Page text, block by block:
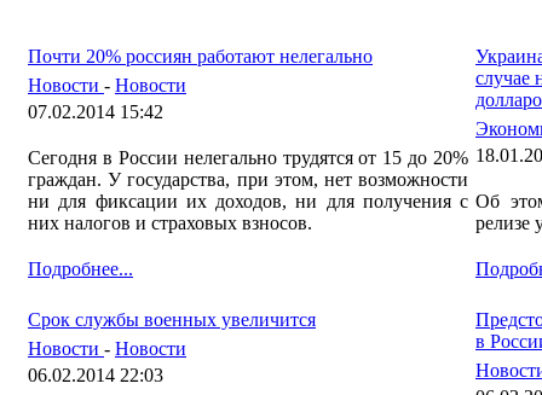
Почти 20% россиян работают нелегально
Новости - Новости
07.02.2014 15:42
Сегодня в России нелегально трудятся от 15 до 20%
граждан. У государства, при этом, нет возможности
ни для фиксации их доходов, ни для получения с
них налогов и страховых взносов.
Подробнее...
Срок службы военных увеличится
Новости - Новости
06.02.2014 22:03
случае
Об
релизе
в